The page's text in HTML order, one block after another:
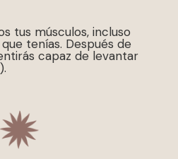
tus músculos, incluso
tenías. Después de
capaz de levantar